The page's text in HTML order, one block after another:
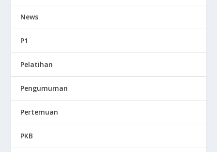
News
P1
Pelatihan
Pengumuman
Pertemuan
PKB